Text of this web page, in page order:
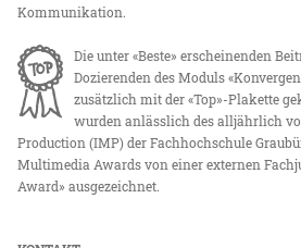
Kommunikation.
Die unter «Beste» erscheinenden
Dozierenden des Moduls
zusätzlich mit der «Top»-Plakette
wurden anlässlich des alljährlich
Production (IMP) der Fachhochschule
Multimedia Awards von einer externen
Award» ausgezeichnet.